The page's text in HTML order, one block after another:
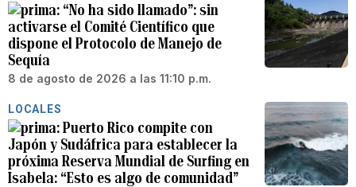
“No ha sido llamado”: sin
activarse el Comité Científico que
dispone el Protocolo de Manejo de
Sequía
8 de agosto de 2026 a las 11:10 p.m.
LOCALES
Puerto Rico compite con
Japón y Sudáfrica para establecer la
próxima Reserva Mundial de Surfing en
Isabela: “Esto es algo de comunidad”